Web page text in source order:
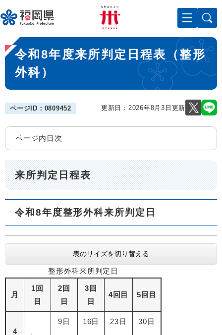
ー
ジ
先
頭
。
メニューを飛ばして本文へ
本
文
令和8年度来所判定日程表（整形
外科）
ページID：0809452 更新日：2026年8月3日更新
ページ内目次
来所判定日程表
令和8年度整形外科来所判定日
表のサイズを切り替える
整形外科来所判定日
月
1回
目
2回
目
3回
目
4回目 5回目
4
9日 16日 23日 30日